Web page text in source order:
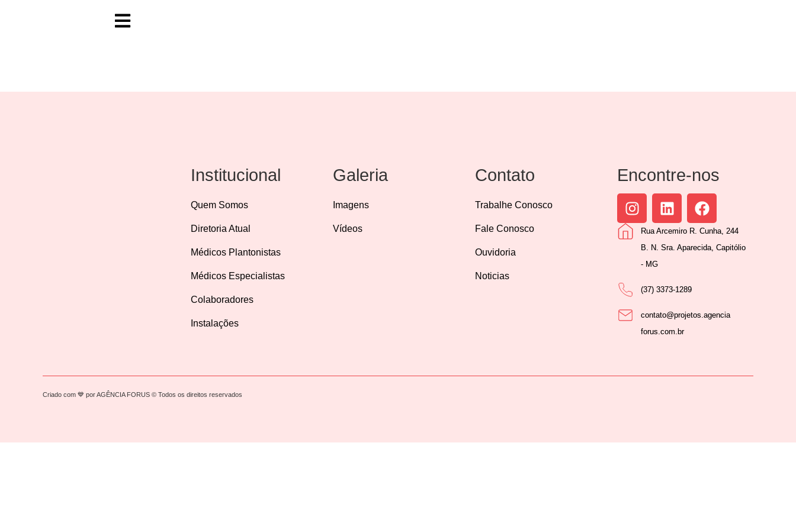
Institucional
Quem Somos
Diretoria Atual
Médicos Plantonistas
Médicos Especialistas
Colaboradores
Instalações
Galeria
Imagens
Vídeos
Contato
Trabalhe Conosco
Fale Conosco
Ouvidoria
Noticias
Encontre-nos
Rua Arcemiro R. Cunha, 244
B. N. Sra. Aparecida, Capitólio
- MG
(37) 3373-1289
contato@projetos.agencia
forus.com.br
Criado com 💙 por AGÊNCIA FORUS © Todos os direitos reservados